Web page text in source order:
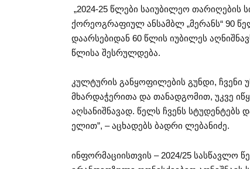
„2024-25 წლები საიუბილეო
ქორეოგრაფიულ ანსამბლ „მერანს“ 90
დაარსებიდან 60 წლის იუბილეს
წლისა შესრულდება.
კულტურის განყოფილების გუნდი, ჩვენი
მხარდაჭერითა და თანადგომით, უკვე
აღსანიშნავად. წელს ჩვენს სტუდენტებს
ელით”, – აცხადებს ბადრი ლებანიძე.
ინფორმაციისთვის – 2024/25 სასწავლო